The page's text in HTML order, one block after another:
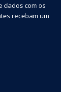
dados com os
recebam um